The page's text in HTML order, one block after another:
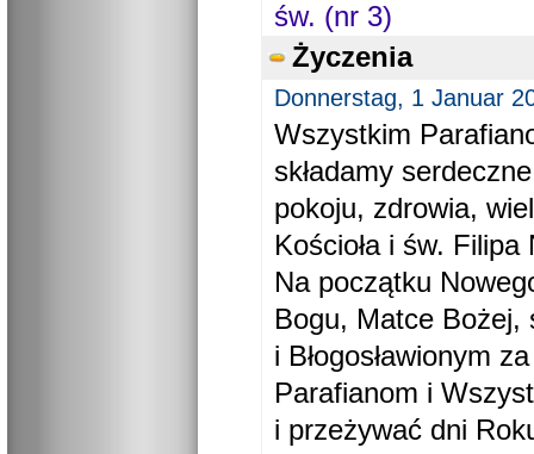
św. (nr 3)
Życzenia
Donnerstag, 1 Januar
Wszystkim
składamy
pokoju, zdrowia,
Kościoła i św. Filipa
Na początku
Bogu, Matce Bożej,
i Błogosławionym
Parafianom i
i przeżywać dni